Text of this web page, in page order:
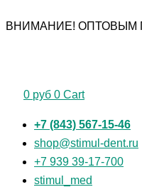
кВНИМАНИЕ! ОПТОВЫМ
0 руб 0 Cart
+7 (843) 567-15-46
shop@stimul-dent.ru
+7 939 39-17-700
stimul_med
товаров
товаров
товара
головками
"Стимул"
866.314.173.100.014
конусный,
усеченный